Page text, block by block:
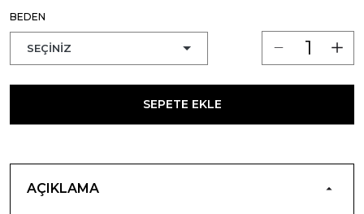
BEDEN
SEPETE EKLE
AÇIKLAMA